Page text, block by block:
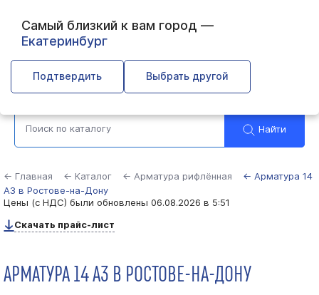
Самый близкий к вам город —
Екатеринбург
Подтвердить Выбрать другой
Ростов-на-Дону
Найти
← Главная ← Каталог ← Арматура рифлённая
← Арматура 14
А3 в Ростове-на-Дону
Цены (с НДС) были обновлены 06.08.2026 в 5:51
Скачать прайс-лист
АРМАТУРА 14 А3 В РОСТОВЕ-НА-ДОНУ